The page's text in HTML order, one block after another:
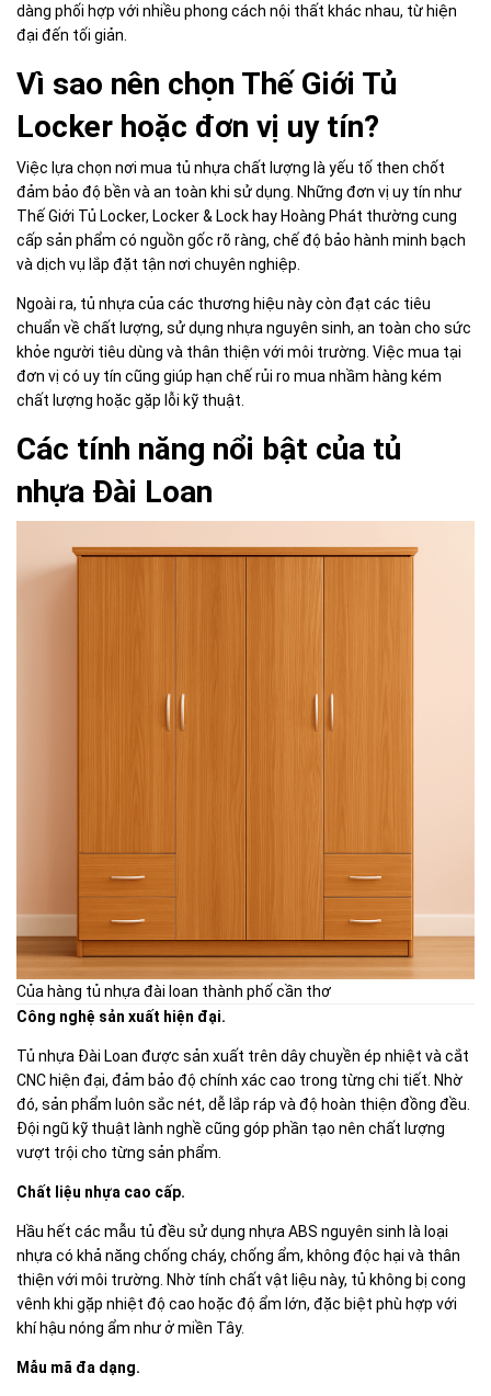
dàng phối hợp với nhiều phong cách nội thất khác nhau, từ hiện
đại đến tối giản.
Vì sao nên chọn Thế Giới Tủ
Locker hoặc đơn vị uy tín?
Việc lựa chọn nơi mua tủ nhựa chất lượng là yếu tố then chốt
đảm bảo độ bền và an toàn khi sử dụng. Những đơn vị uy tín như
Thế Giới Tủ Locker, Locker & Lock hay Hoàng Phát thường cung
cấp sản phẩm có nguồn gốc rõ ràng, chế độ bảo hành minh bạch
và dịch vụ lắp đặt tận nơi chuyên nghiệp.
Ngoài ra, tủ nhựa của các thương hiệu này còn đạt các tiêu
chuẩn về chất lượng, sử dụng nhựa nguyên sinh, an toàn cho sức
khỏe người tiêu dùng và thân thiện với môi trường. Việc mua tại
đơn vị có uy tín cũng giúp hạn chế rủi ro mua nhầm hàng kém
chất lượng hoặc gặp lỗi kỹ thuật.
Các tính năng nổi bật của tủ
nhựa Đài Loan
Của hàng tủ nhựa đài loan thành phố cần thơ
Công nghệ sản xuất hiện đại.
Tủ nhựa Đài Loan được sản xuất trên dây chuyền ép nhiệt và cắt
CNC hiện đại, đảm bảo độ chính xác cao trong từng chi tiết. Nhờ
đó, sản phẩm luôn sắc nét, dễ lắp ráp và độ hoàn thiện đồng đều.
Đội ngũ kỹ thuật lành nghề cũng góp phần tạo nên chất lượng
vượt trội cho từng sản phẩm.
Chất liệu nhựa cao cấp.
Hầu hết các mẫu tủ đều sử dụng nhựa ABS nguyên sinh là loại
nhựa có khả năng chống cháy, chống ẩm, không độc hại và thân
thiện với môi trường. Nhờ tính chất vật liệu này, tủ không bị cong
vênh khi gặp nhiệt độ cao hoặc độ ẩm lớn, đặc biệt phù hợp với
khí hậu nóng ẩm như ở miền Tây.
Mẫu mã đa dạng.